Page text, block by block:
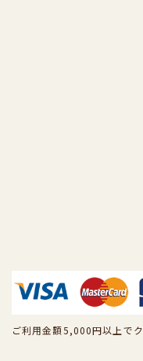
ご利用金額5,000円以上で